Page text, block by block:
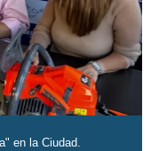
en la Ciudad.